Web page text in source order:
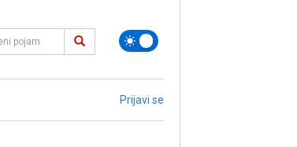
Prijavi se